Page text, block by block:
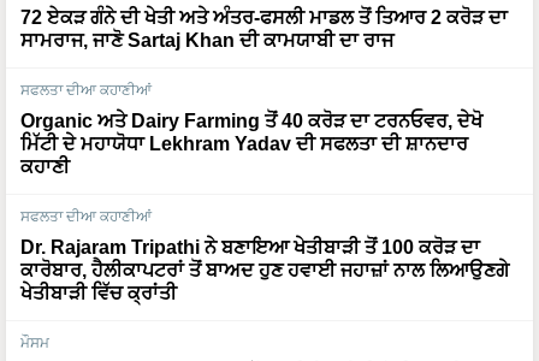
72 ਏਕੜ ਗੰਨੇ ਦੀ ਖੇਤੀ ਅਤੇ ਅੰਤਰ-ਫਸਲੀ ਮਾਡਲ ਤੋਂ ਤਿਆਰ 2 ਕਰੋੜ ਦਾ
ਸਾਮਰਾਜ, ਜਾਣੋ Sartaj Khan ਦੀ ਕਾਮਯਾਬੀ ਦਾ ਰਾਜ
ਸਫਲਤਾ ਦੀਆ ਕਹਾਣੀਆਂ
Organic ਅਤੇ Dairy Farming ਤੋਂ 40 ਕਰੋੜ ਦਾ ਟਰਨਓਵਰ, ਦੇਖੋ
ਮਿੱਟੀ ਦੇ ਮਹਾਯੋਧਾ Lekhram Yadav ਦੀ ਸਫਲਤਾ ਦੀ ਸ਼ਾਨਦਾਰ
ਕਹਾਣੀ
ਸਫਲਤਾ ਦੀਆ ਕਹਾਣੀਆਂ
Dr. Rajaram Tripathi ਨੇ ਬਣਾਇਆ ਖੇਤੀਬਾੜੀ ਤੋਂ 100 ਕਰੋੜ ਦਾ
ਕਾਰੋਬਾਰ, ਹੈਲੀਕਾਪਟਰਾਂ ਤੋਂ ਬਾਅਦ ਹੁਣ ਹਵਾਈ ਜਹਾਜ਼ਾਂ ਨਾਲ ਲਿਆਉਣਗੇ
ਖੇਤੀਬਾੜੀ ਵਿੱਚ ਕ੍ਰਾਂਤੀ
ਮੌਸਮ